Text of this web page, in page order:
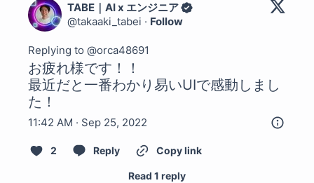
TABE｜AI x エンジニア
@takaaki_tabei · Follow
Replying to @orca48691
お疲れ様です！！
最近だと一番わかり易いUIで感動しまし
た！
11:42 AM · Sep 25, 2022
2 Reply Copy link
Read 1 reply